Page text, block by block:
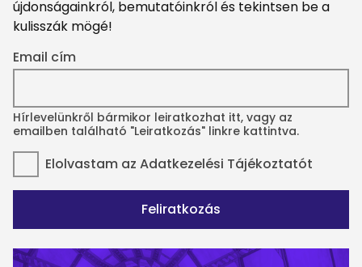
újdonságainkról, bemutatóinkról és tekintsen be a
kulisszák mögé!
Email cím
Hírlevelünkről bármikor leiratkozhat itt, vagy az
emailben található "Leiratkozás" linkre kattintva.
Elolvastam az Adatkezelési Tájékoztatót
Feliratkozás